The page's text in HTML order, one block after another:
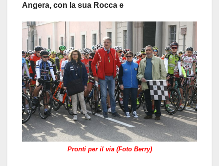
Angera, con la sua Rocca e
Pronti per il via (Foto Berry)